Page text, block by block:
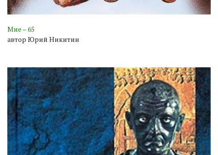
Мне – 65
автор Юрий Никитин